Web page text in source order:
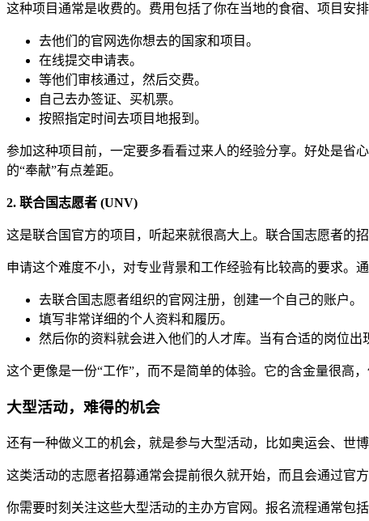
这种项目通常是收费的。费用包括了你在当地的食宿、项目安
去他们的官网选你想去的国家和项目。
在线提交申请表。
等他们审核通过，然后交费。
自己去办签证、买机票。
按照指定时间去项目地报到。
参加这种项目前，一定要多看看过来人的经验分享。好处是省
的“奉献”有点差距。
2. 联合国志愿者 (UNV)
这是联合国官方的项目，听起来就很高大上。联合国志愿者的
申请这个难度不小，对专业背景和工作经验有比较高的要求。
去联合国志愿者组织的官网注册，创建一个自己的账户。
填写非常详细的个人资料和履历。
然后你的资料就会进入他们的人才库。当有合适的岗位出
这个更像是一份“工作”，而不是简单的体验。它的含金量很高
大型活动，难得的机会
还有一种做义工的机会，就是参与大型活动，比如奥运会、世
这类活动的志愿者招募通常会提前很久就开始，而且会通过官
你需要时刻关注这些大型活动的主办方官网。报名流程通常包括